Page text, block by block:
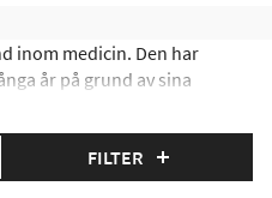
inom medicin. Den har
år på grund av sina
tillgängligt som ett
hittar kapslar från flera stora
FILTER